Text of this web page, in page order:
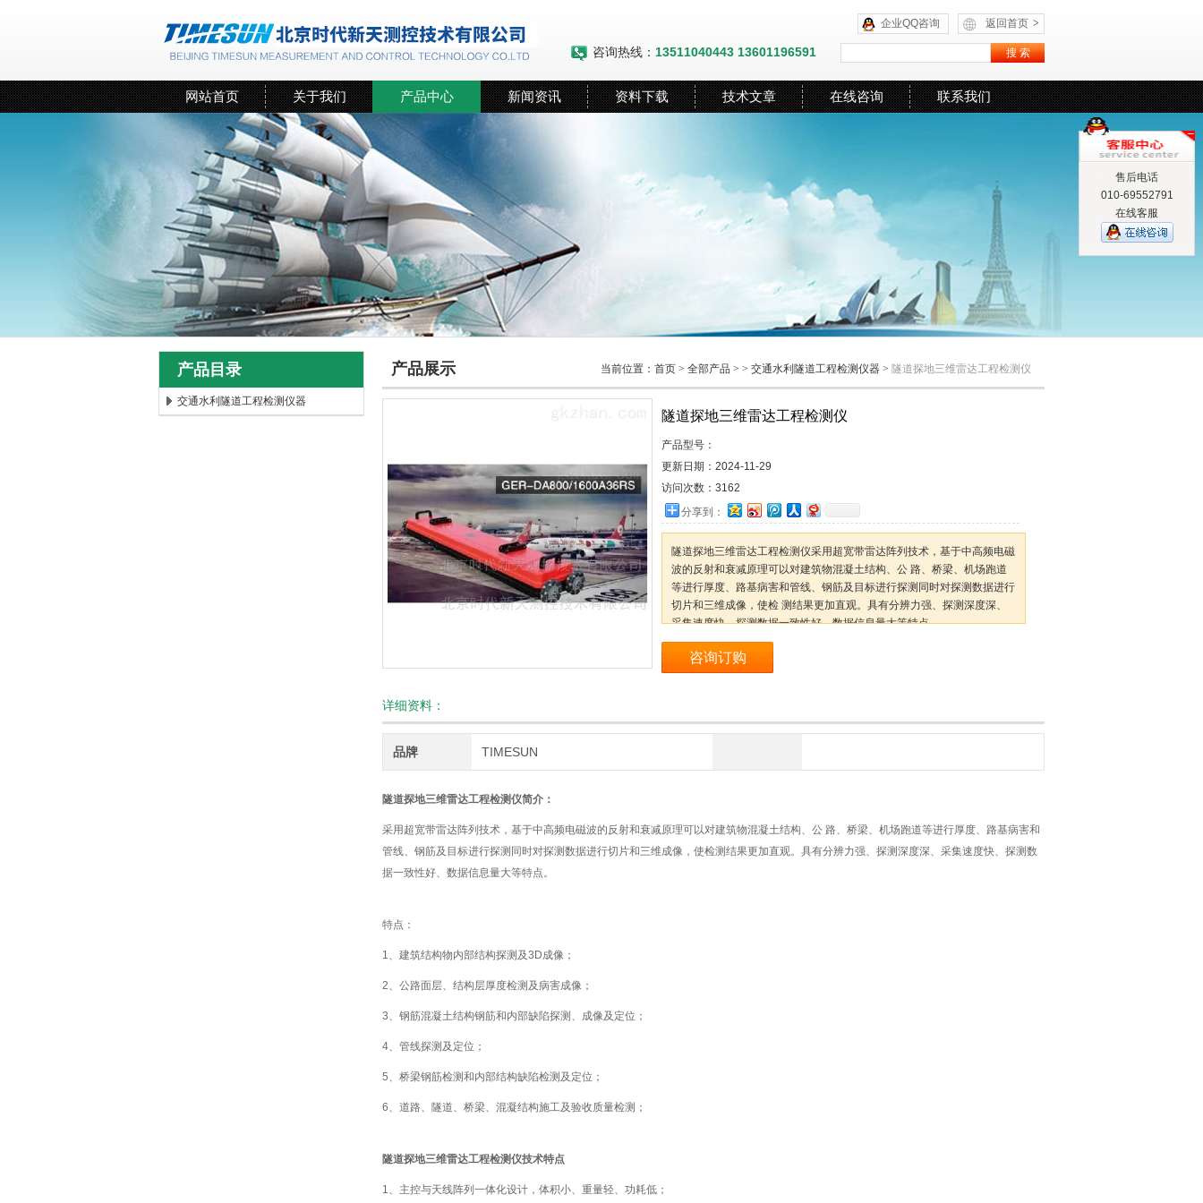
返回首页 >
企业QQ咨询
咨询热线： 13511040443 13601196591
网站首页 关于我们 产品中心 新闻资讯 资料下载 技术文章 在线咨询 联系我们
产品目录
交通水利隧道工程检测仪器
产品展示 当前位置： 首页 > 全部产品 > > 交通水利隧道工程检测仪器 > 隧道探地三维雷达工程检测仪
隧道探地三维雷达工程检测仪
产品型号：
更新日期： 2024-11-29
访问次数： 3162
分享到：
隧道探地三维雷达工程检测仪采用超宽带雷达阵列技术，基于中高频电磁
波的反射和衰减原理可以对建筑物混凝土结构、公 路、桥梁、机场跑道
等进行厚度、路基病害和管线、钢筋及目标进行探测同时对探测数据进行
切片和三维成像，使检 测结果更加直观。具有分辨力强、探测深度深、
采集速度快、探测数据一致性好、数据信息量大等特点。
咨询订购
详细资料：
品牌 TIMESUN
隧道探地三维雷达工程检测仪简介：
采用超宽带雷达阵列技术，基于中高频电磁波的反射和衰减原理可以对建筑物混凝土结构、公 路、桥梁、机场跑道等进行厚度、路基病害和
管线、钢筋及目标进行探测同时对探测数据进行切片和三维成像，使检测结果更加直观。具有分辨力强、探测深度深、采集速度快、探测数
据一致性好、数据信息量大等特点。
特点：
1、建筑结构物内部结构探测及3D成像；
2、公路面层、结构层厚度检测及病害成像；
3、钢筋混凝土结构钢筋和内部缺陷探测、成像及定位；
4、管线探测及定位；
5、桥梁钢筋检测和内部结构缺陷检测及定位；
6、道路、隧道、桥梁、混凝结构施工及验收质量检测；
隧道探地三维雷达工程检测仪技术特点
1、主控与天线阵列一体化设计，体积小、重量轻、功耗低；
售后电话
010-69552791
在线客服